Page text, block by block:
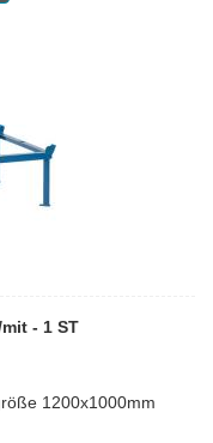
- 1 ST
1200x1000mm